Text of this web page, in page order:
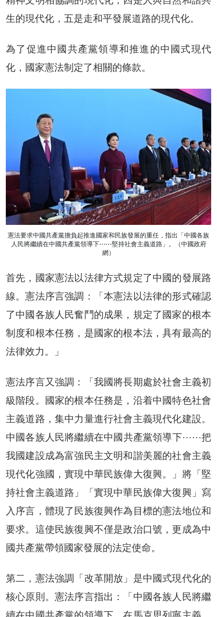
生的現代化，五是走和平發展道路的現代化。
為了促進中國共產黨領導和推進的中國式現代
化，國家憲法制定了相關的條款。
憲法要求中國共產黨擔負起推進國家和民族發展的重任，指出「中國各族
人民將繼續在中國共產黨領導下⋯⋯堅持社會主義道路」。（中國政府
網）
首先，國家憲法以法律方式規定了中國的發展路
線。憲法序言強調：「本憲法以法律的形式確認
了中國各族人民奮鬥的成果，規定了國家的根本
制度和根本任務，是國家的根本法，具有最高的
法律效力。」
憲法序言又強調：「我國將長期處於社會主義初
級階段。國家的根本任務是，沿着中國特色社會
主義道路，集中力量進行社會主義現代化建設。
中國各族人民將繼續在中國共產黨領導下⋯⋯把
我國建設成為富強民主文明和諧美麗的社會主義
現代化強國，實現中華民族偉大復興。」將「堅
持社會主義道路」「實現中華民族偉大復興」寫
入序言，體現了民族復興作為目標的憲法地位和
要求。這使民族復興不僅是政治口號，更成為中
國共產黨帶領國家發展的法定使命。
第二，憲法強調「改革開放」是中國式現代化的
核心原則。憲法序言指出：「中國各族人民將繼